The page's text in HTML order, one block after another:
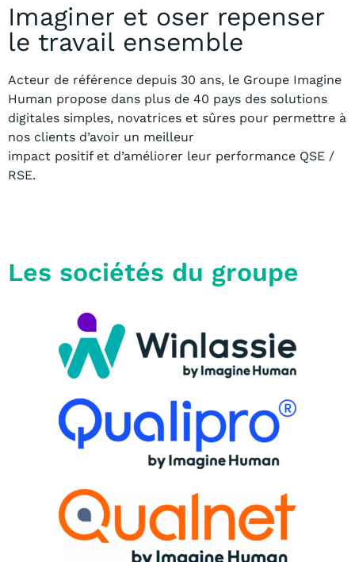
Imaginer et oser repenser
le travail ensemble
Acteur de référence depuis 30 ans, le Groupe Imagine
Human propose dans plus de 40 pays des solutions
digitales simples, novatrices et sûres pour permettre à
nos clients d’avoir un meilleur
impact positif et d’améliorer leur performance QSE /
RSE.
Les sociétés du groupe